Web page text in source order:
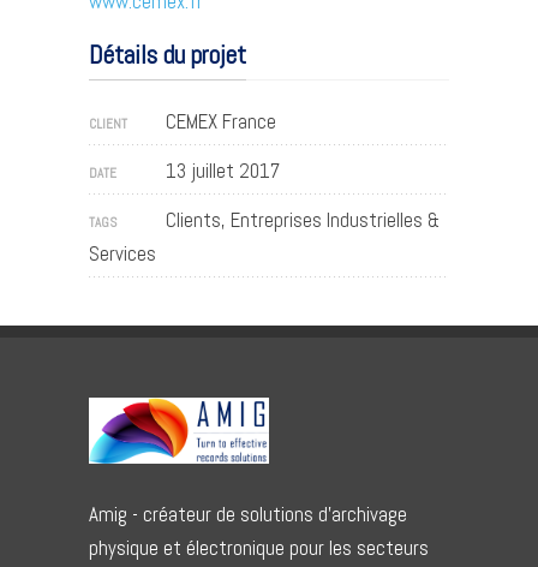
Détails du projet
CLIENT CEMEX France
DATE 13 juillet 2017
TAGS
Clients, Entreprises Industrielles &
Services
Amig - créateur de solutions d'archivage
physique et électronique pour les secteurs